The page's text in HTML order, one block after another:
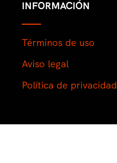
INFORMACIÓN
Términos de uso
Aviso legal
Política de privacidad